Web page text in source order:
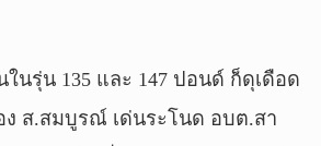
นรุ่น 135 และ 147 ปอนด์ ก็ดุเดือด
ส.สมบูรณ์ เด่นระโนด อบต.สา